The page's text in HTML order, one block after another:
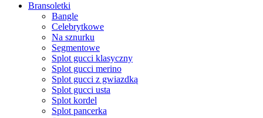
Bransoletki
Bangle
Celebrytkowe
Na sznurku
Segmentowe
Splot gucci klasyczny
Splot gucci merino
Splot gucci z gwiazdką
Splot gucci usta
Splot kordel
Splot pancerka